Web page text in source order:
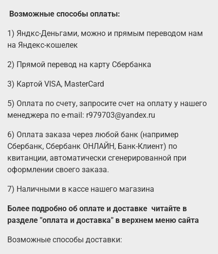
Возможные способы оплаты:
1) Яндкс-Деньгами, можно и прямым переводом нам
на Яндекс-кошелек
2) Прямой перевод на карту Сбербанка
3) Картой VISA, MasterCard
5) Оплата по счету, запросите счет на оплату у нашего
менеджера по e-mail: r979703@yandex.ru
6) Оплата заказа через любой банк (например
Сбербанк, Сбербанк ОНЛАЙН, Банк-Клиент) по
квитанции, автоматически сгенерированной при
оформлении своего заказа.
7) Наличными в кассе нашего магазина
Более подробно об оплате и доставке читайте в
разделе "оплата и доставка" в верхнем меню сайта
Возможные способы доставки: